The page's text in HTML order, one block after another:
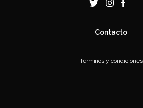
Contacto
Términos y condiciones